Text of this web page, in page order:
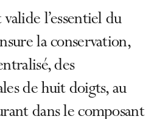
l’essentiel du
la conservation,
des
de huit doigts, au
dans le composant